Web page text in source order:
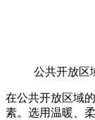
公共开放区
在公共开放区域
素。选用温暖、